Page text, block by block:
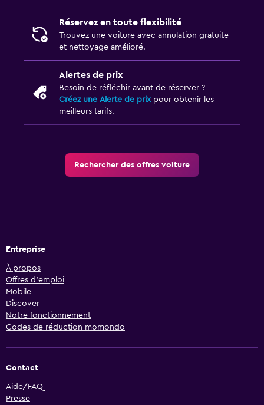
Réservez en toute flexibilité
Trouvez une voiture avec annulation gratuite
et nettoyage amélioré.
Alertes de prix
Besoin de réfléchir avant de réserver ?
Créez une Alerte de prixpour obtenir les
meilleurs tarifs.
Rechercher des offres voiture
Entreprise
À propos
Offres d’emploi
Mobile
Discover
Notre fonctionnement
Codes de réduction momondo
Contact
Aide/FAQ
Presse